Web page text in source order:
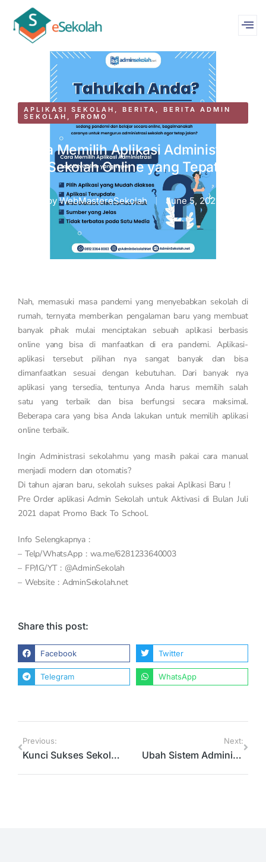
APLIKASI SEKOLAH , BERITA , BERITA ADMIN
SEKOLAH , PROMO
Cara Memilih Aplikasi Administrasi
Sekolah Online yang Tepat
byWebMastereSekolah June 5, 2021
Nah, memasuki masa pandemi yang menyebabkan sekolah di
rumah, ternyata memberikan pengalaman baru yang membuat
banyak pihak mulai menciptakan sebuah aplikasi berbasis
online yang bisa di manfaatkan di era pandemi. Aplikasi-
aplikasi tersebut pilihan nya sangat banyak dan bisa
dimanfaatkan sesuai dengan kebutuhan. Dari banyak nya
aplikasi yang tersedia, tentunya Anda harus memilih salah
satu yang terbaik dan bisa berfungsi secara maksimal.
Beberapa cara yang bisa Anda lakukan untuk memilih aplikasi
online terbaik.
Ingin Administrasi sekolahmu yang masih pakai cara manual
menjadi modern dan otomatis?
Di tahun ajaran baru, sekolah sukses pakai Aplikasi Baru !
Pre Order aplikasi Admin Sekolah untuk Aktivasi di Bulan Juli
2021 dapat Promo Back To School.
Info Selengkapnya :
– Telp/WhatsApp : wa.me/6281233640003
– FP/IG/YT : @AdminSekolah
– Website : AdminSekolah.net
Share this post:
Facebook Twitter
Telegram WhatsApp
Previous:
Kunci Sukses Sekolah Digital dengan Sistem Informasi Sekolah Online
Next:
Ubah Sistem Administrasi Sekolahmu Dengan AdminSekolah.net !